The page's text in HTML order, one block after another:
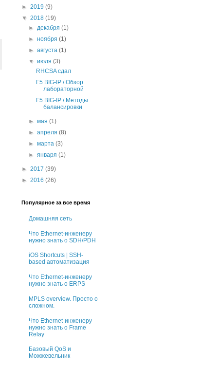
► 2019 (9)
▼ 2018 (19)
►декабря(1)
►ноября(1)
►августа(1)
▼июля(3)
RHCSA cдал
F5 BIG-IP / Обзор
лабораторной
F5 BIG-IP / Методы
балансировки
►мая(1)
►апреля(8)
►марта(3)
►января(1)
► 2017 (39)
► 2016 (26)
Популярное за все время
Домашняя сеть
Что Ethernet-инженеру
нужно знать о SDH/PDH
iOS Shortcuts | SSH-
based автоматизация
Что Ethernet-инженеру
нужно знать о ERPS
MPLS overview. Просто о
сложном.
Что Ethernet-инженеру
нужно знать о Frame
Relay
Базовый QoS и
Можжевельник